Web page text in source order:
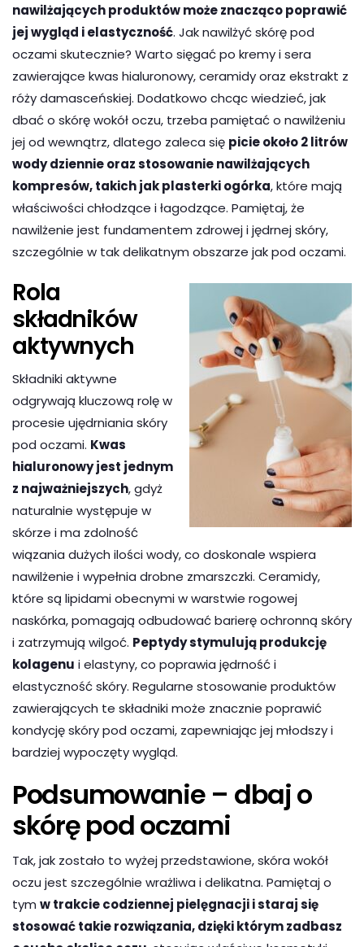
nawilżających produktów może znacząco poprawić
jej wygląd i elastyczność. Jak nawilżyć skórę pod
oczami skutecznie? Warto sięgać po kremy i sera
zawierające kwas hialuronowy, ceramidy oraz ekstrakt z
róży damasceńskiej. Dodatkowo chcąc wiedzieć, jak
dbać o skórę wokół oczu, trzeba pamiętać o nawilżeniu
jej od wewnątrz, dlatego zaleca się picie około 2 litrów
wody dziennie oraz stosowanie nawilżających
kompresów, takich jak plasterki ogórka, które mają
właściwości chłodzące i łagodzące. Pamiętaj, że
nawilżenie jest fundamentem zdrowej i jędrnej skóry,
szczególnie w tak delikatnym obszarze jak pod oczami.
Rola
składników
aktywnych
Składniki aktywne
odgrywają kluczową rolę w
procesie ujędrniania skóry
pod oczami. Kwas
hialuronowy jest jednym
z najważniejszych, gdyż
naturalnie występuje w
skórze i ma zdolność
wiązania dużych ilości wody, co doskonale wspiera
nawilżenie i wypełnia drobne zmarszczki. Ceramidy,
które są lipidami obecnymi w warstwie rogowej
naskórka, pomagają odbudować barierę ochronną skóry
i zatrzymują wilgoć. Peptydy stymulują produkcję
kolagenu i elastyny, co poprawia jędrność i
elastyczność skóry. Regularne stosowanie produktów
zawierających te składniki może znacznie poprawić
kondycję skóry pod oczami, zapewniając jej młodszy i
bardziej wypoczęty wygląd.
Podsumowanie – dbaj o
skórę pod oczami
Tak, jak zostało to wyżej przedstawione, skóra wokół
oczu jest szczególnie wrażliwa i delikatna. Pamiętaj o
tym w trakcie codziennej pielęgnacji i staraj się
stosować takie rozwiązania, dzięki którym zadbasz